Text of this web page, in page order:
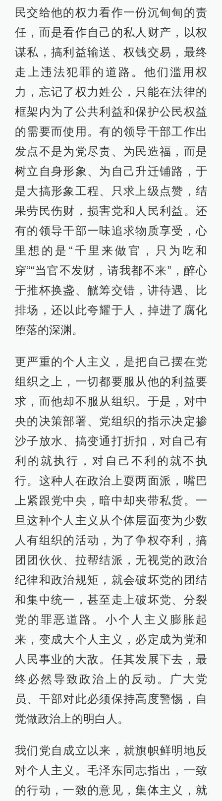
民交给他的权力看作一份沉甸甸的责
任，而是看作自己的私人财产，以权
谋私，搞利益输送、权钱交易，最终
走上违法犯罪的道路。他们滥用权
力，忘记了权力姓公，只能在法律的
框架内为了公共利益和保护公民权益
的需要而使用。有的领导干部工作出
发点不是为党尽责、为民造福，而是
树立自身形象、为自己升迁铺路，于
是大搞形象工程、只求上级点赞，结
果劳民伤财，损害党和人民利益。还
有的领导干部一味追求物质享受，心
里想的是“千里来做官，只为吃和
穿”“当官不发财，请我都不来”，醉心
于推杯换盏、觥筹交错，讲待遇、比
排场，还以此夸耀于人，掉进了腐化
堕落的深渊。
更严重的个人主义，是把自己摆在党
组织之上，一切都要服从他的利益要
求，而他却不服从组织。于是，对中
央的决策部署、党组织的指示决定掺
沙子放水、搞变通打折扣，对自己有
利的就执行，对自己不利的就不执
行。这种人在政治上耍两面派，嘴巴
上紧跟党中央，暗中却夹带私货。一
旦这种个人主义从个体层面变为少数
人有组织的活动，为了争权夺利，搞
团团伙伙、拉帮结派，无视党的政治
纪律和政治规矩，就会破坏党的团结
和集中统一，甚至走上破坏党、分裂
党的罪恶道路。小个人主义膨胀起
来，变成大个人主义，必定成为党和
人民事业的大敌。任其发展下去，最
终必然导致政治上的反动。广大党
员、干部对此必须保持高度警惕，自
觉做政治上的明白人。
我们党自成立以来，就旗帜鲜明地反
对个人主义。毛泽东同志指出，一致
的行动，一致的意见，集体主义，就